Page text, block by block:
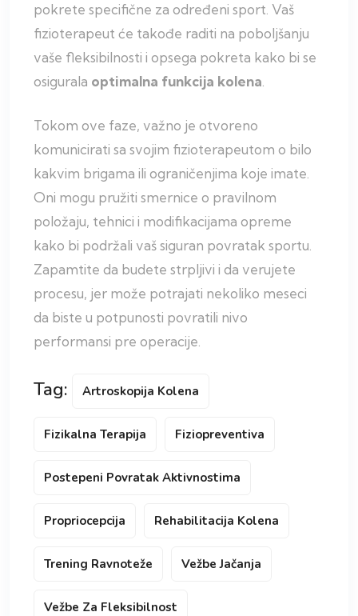
pokrete specifične za određeni sport. Vaš
fizioterapeut će takođe raditi na poboljšanju
vaše fleksibilnosti i opsega pokreta kako bi se
osigurala optimalna funkcija kolena
Tokom ove faze, važno je otvoreno
komunicirati sa svojim fizioterapeutom o bilo
kakvim brigama ili ograničenjima koje imate.
Oni mogu pružiti smernice o pravilnom
položaju, tehnici i modifikacijama opreme
kako bi podržali vaš siguran povratak sportu.
Zapamtite da budete strpljivi i da verujete
procesu, jer može potrajati nekoliko meseci
da biste u potpunosti povratili nivo
performansi pre operacije.
Tag: Artroskopija Kolena
Fizikalna Terapija Fiziopreventiva
Postepeni Povratak Aktivnostima
Propriocepcija Rehabilitacija Kolena
Trening Ravnoteže Vežbe Jačanja
Vežbe Za Fleksibilnost